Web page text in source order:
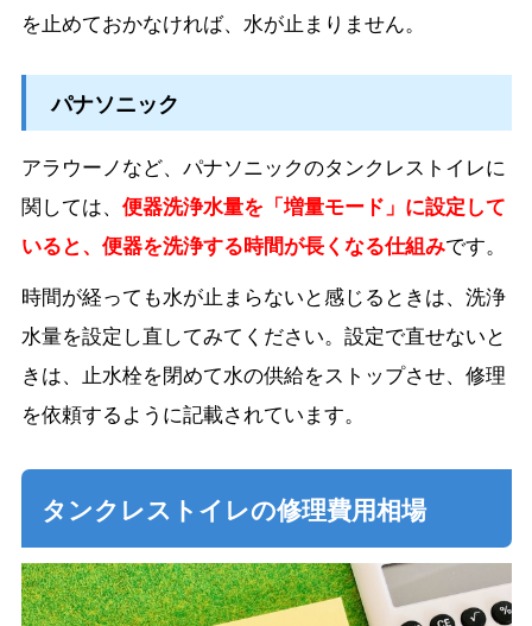
を止めておかなければ、水が止まりません。
パナソニック
アラウーノなど、パナソニックのタンクレストイレに
関しては、 便器洗浄水量を「増量モード」に設定して
いると、便器を洗浄する時間が長くなる仕組みです。
時間が経っても水が止まらないと感じるときは、洗浄
水量を設定し直してみてください。設定で直せないと
きは、止水栓を閉めて水の供給をストップさせ、修理
を依頼するように記載されています。
タンクレストイレの修理費用相場